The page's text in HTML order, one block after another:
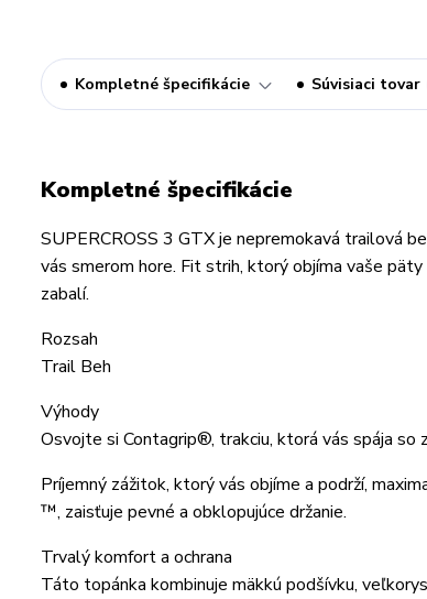
Kompletné špecifikácie Súvisiaci tovar
Kompletné špecifikácie
SUPERCROSS 3 GTX je nepremokavá trailová
vás smerom hore. Fit strih, ktorý objíma vaše
zabalí.
Rozsah
Trail Beh
Výhody
Osvojte si Contagrip®, trakciu, ktorá vás spája so
Príjemný zážitok, ktorý vás objíme a podrží,
™, zaisťuje pevné a obklopujúce držanie.
Trvalý komfort a ochrana
Táto topánka kombinuje mäkkú podšívku,